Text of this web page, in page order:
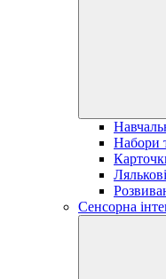
Набори
Сенсорна